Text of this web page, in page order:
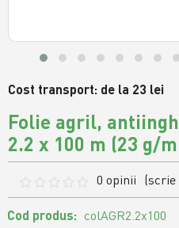
Cost transport: de la 23 lei
Folie agril,
2.2 x 100 m (23 g/
0 opinii (scrie
Cod produs: colAGR2.2x100